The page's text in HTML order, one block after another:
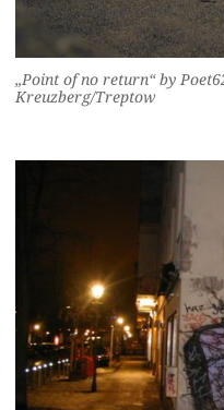
„Point of no return“ by
Kreuzberg/Treptow